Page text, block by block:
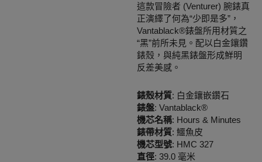
這款冒險者 (Venturer) 腕錶真
正演繹了何為“少即是多”，
Vantablack®錶盤所用材質之
“黑”前所未見。配以白金鑲鑽
錶殼，與純黑錶盤形成鮮明
反差美感。
錶殼材質: 白金鑲嵌鑽石
錶盤: Vantablack®
機芯名稱: Hours & Minutes
錶帶材質: 鱷魚皮
機芯型號: HMC 327
直徑: 39.0 毫米